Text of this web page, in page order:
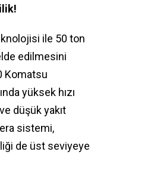
ile 50 ton
edilmesini
Komatsu
yüksek hızı
düşük yakıt
sistemi,
de üst seviyeye